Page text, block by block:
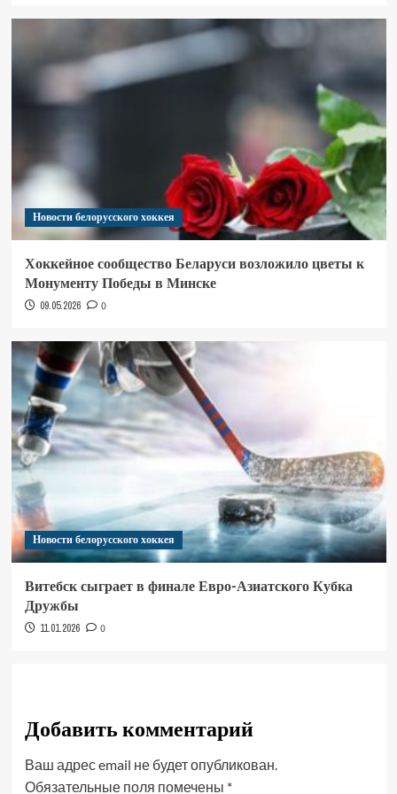
Новости белорусского хоккея
Хоккейное сообщество Беларуси возложило цветы к
Монументу Победы в Минске
09.05.2026 0
Новости белорусского хоккея
Витебск сыграет в финале Евро-Азиатского Кубка
Дружбы
11.01.2026 0
Добавить комментарий
Ваш адрес email не будет опубликован.
Обязательные поля помечены *